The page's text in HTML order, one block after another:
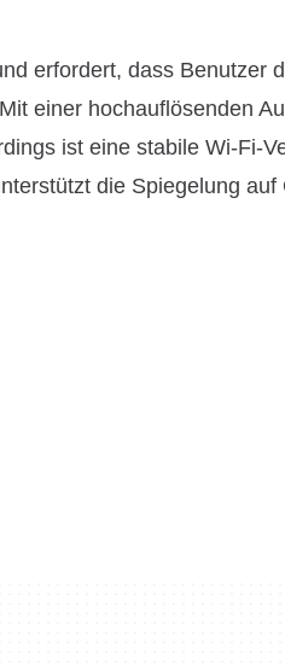
erfordert, dass Benutzer
einer hochauflösenden
ist eine stabile Wi-Fi-
die Spiegelung auf